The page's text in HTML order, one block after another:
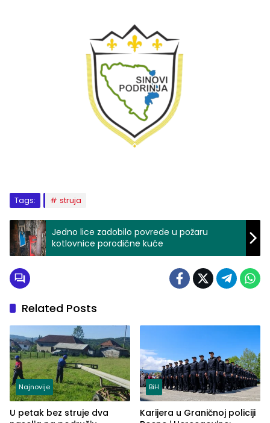
Tags: struja
Jedno lice zadobilo povrede u požaru
kotlovnice porodične kuće
Related Posts
Najnovije
U petak bez struje dva
BiH
Karijera u Graničnoj policiji